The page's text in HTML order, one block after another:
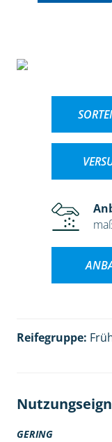
Reifegruppe:
GERING